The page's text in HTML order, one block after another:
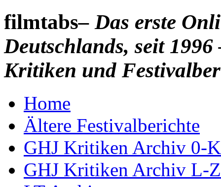
filmtabs– Das erste
Deutschlands, seit
Kritiken und
Home
Ältere Festivalberichte
GHJ Kritiken Archiv 0-K
GHJ Kritiken Archiv L-Z